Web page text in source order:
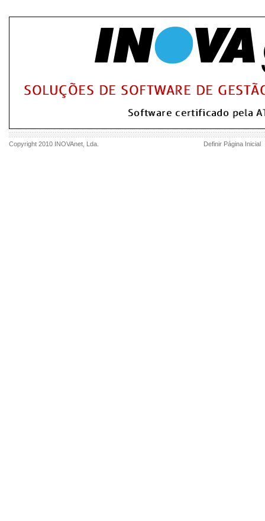
Copyright 2010 INOVAnet , Lda. Definir Página Inicial